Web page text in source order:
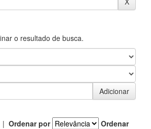
o resultado de busca.
| Ordenar por
Ordenar